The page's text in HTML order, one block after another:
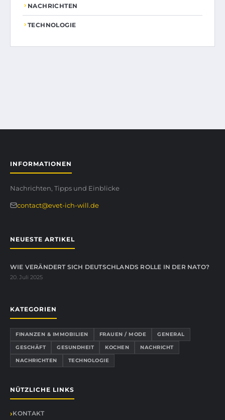
NACHRICHTEN
TECHNOLOGIE
INFORMATIONEN
Nachrichten, Tipps und Einblicke
contact@evet-ich-will.de
NEUESTE ARTIKEL
WIE VERÄNDERT SICH DEUTSCHLANDS ROLLE IN DER NATO?
20. Juli 2025
KATEGORIEN
FINANZEN & IMMOBILIEN FRAUEN / MODE
GENERAL
GESCHÄFT
GESUNDHEIT KOCHEN
NACHRICHT
NACHRICHTEN
TECHNOLOGIE
NÜTZLICHE LINKS
KONTAKT